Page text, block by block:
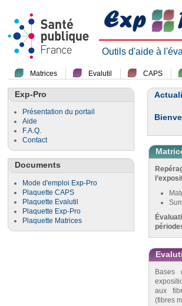
Outils d'aide à
Matrices Evalutil CAPS
Exp-Pro
Présentation du portail
Aide
F.A.Q.
Contact
Documents
Mode d'emploi Exp-Pro
Plaquette CAPS
Plaquette Evalutil
Plaquette Exp-Pro
Plaquette Matrices
Bases
aux
(fibres